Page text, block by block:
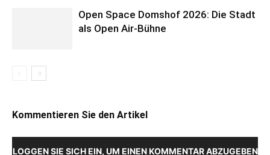
Open Space Domshof 2026: Die Stadt
als Open Air-Bühne
Kommentieren Sie den Artikel
LOGGEN SIE SICH EIN, UM EINEN KOMMENTAR ABZUGEBEN